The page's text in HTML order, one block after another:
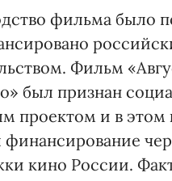
фильма было
Фильм
был признан
проектом и в этом
финансирование
кино России.